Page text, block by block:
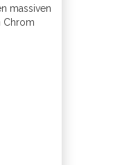
massiven
Chrom